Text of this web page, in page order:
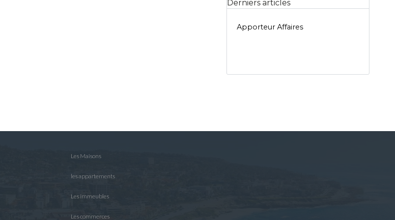
Derniers articles
Apporteur Affaires
Les Maisons
les appartements
Les immeubles
Les commerces